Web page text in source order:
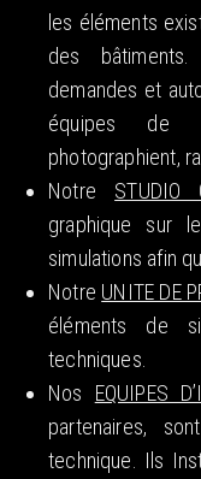
les éléments
des
demandes et
équipes de
photographient,
Notre STUDIO
graphique sur
simulations afin
Notre UNITE DE
éléments de
techniques.
Nos EQUIPES
partenaires,
technique. Ils